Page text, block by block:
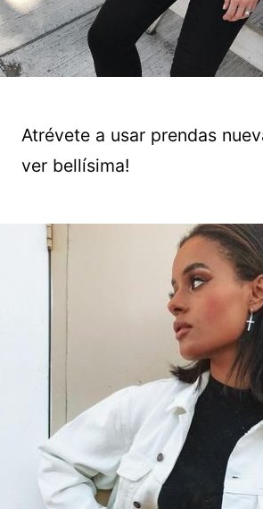
Atrévete a usar prendas
ver bellísima!